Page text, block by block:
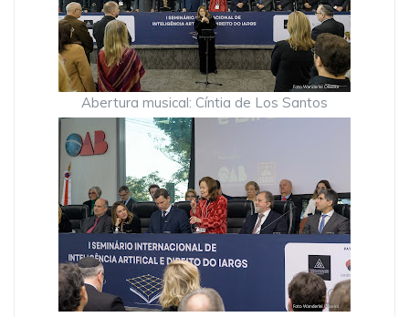
Abertura musical: Cíntia de Los Santos